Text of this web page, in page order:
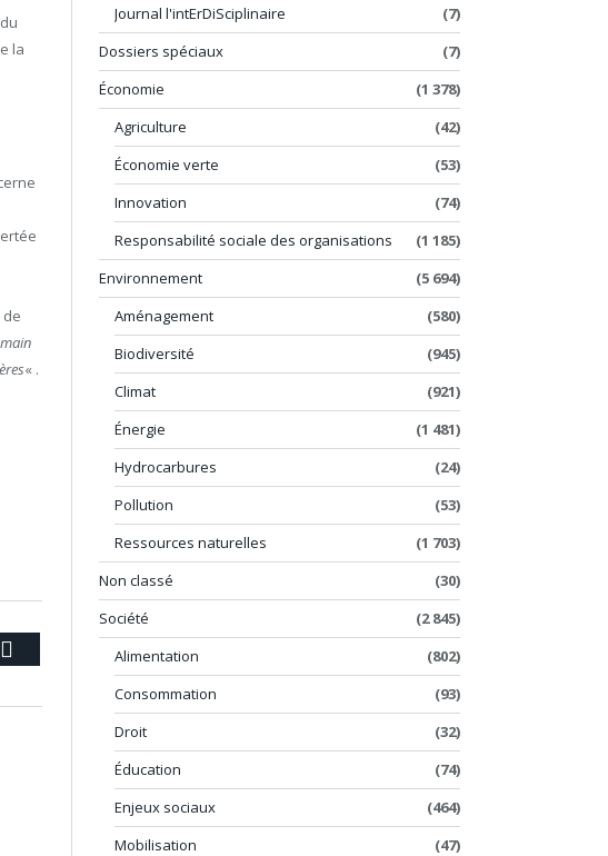
la
de
« .
Journal l'intErDiSciplinaire
(7)
Dossiers spéciaux
(7)
Économie
(1 378)
Agriculture
(42)
Économie verte
(53)
Innovation
(74)
Responsabilité sociale des organisations
(1 185)
Environnement
(5 694)
Aménagement
(580)
Biodiversité
(945)
Climat
(921)
Énergie
(1 481)
Hydrocarbures
(24)
Pollution
(53)
Ressources naturelles
(1 703)
Non classé
(30)
Société
(2 845)
Alimentation
(802)
Consommation
(93)
Droit
(32)
Éducation
(74)
Enjeux sociaux
(464)
Mobilisation
(47)